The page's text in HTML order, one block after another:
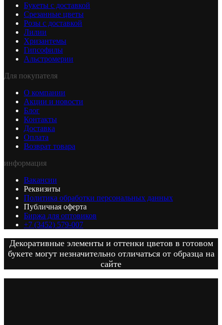
Букеты с доставкой
Срезанные цветы
Розы с доставкой
Лилии
Хризантемы
Гипсофилы
Альстромерии
Для покупателя
О компании
Акции и новости
Блог
Контакты
Доставка
Оплата
Возврат товара
информация
Вакансии
Реквизиты
Политика обработки персональных данных
Публичная оферта
Биржа для оптовиков
+7 (3452) 579-007
Декоративные элементы и оттенки цветов в готовом
букете могут незначительно отличаться от образца на
сайте